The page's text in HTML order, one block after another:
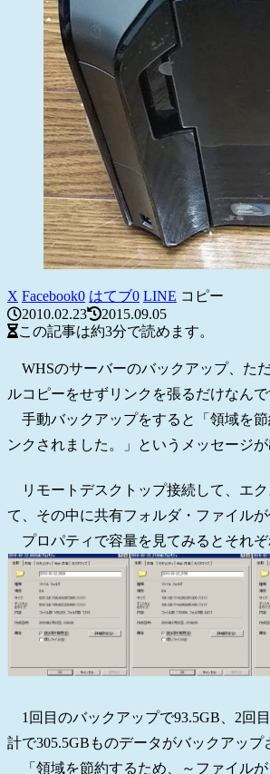
X Facebook0 はてブ0 LINE コピー
2010.02.23
2015.09.05
この記事は約3分で読めます。
WHSのサーバーのバックアップ、た
ルコピーをせずリンクを張るだけなんで
手動バックアップをすると「領域を
ンクされました。」というメッセージが
リモートデスクトップ接続して、エ
て、その中に共有フォルダ・ファイルが
プロパティで容量を見てみるとそれぞ
1回目のバックアップで93.5GB、2回
計で305.5GBものデータがバックアップ
「領域を節約するため、～ファイル